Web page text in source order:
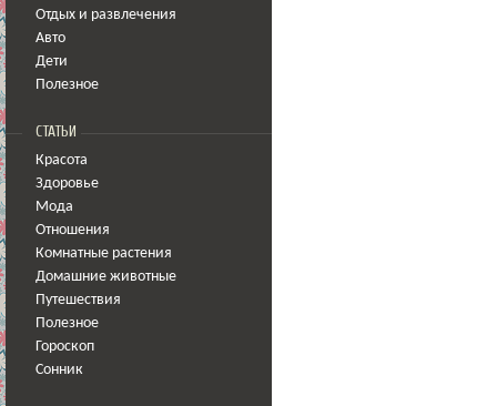
Отдых и развлечения
Авто
Дети
Полезное
СТАТЬИ
Красота
Здоровье
Мода
Отношения
Комнатные растения
Домашние животные
Путешествия
Полезное
Гороскоп
Сонник